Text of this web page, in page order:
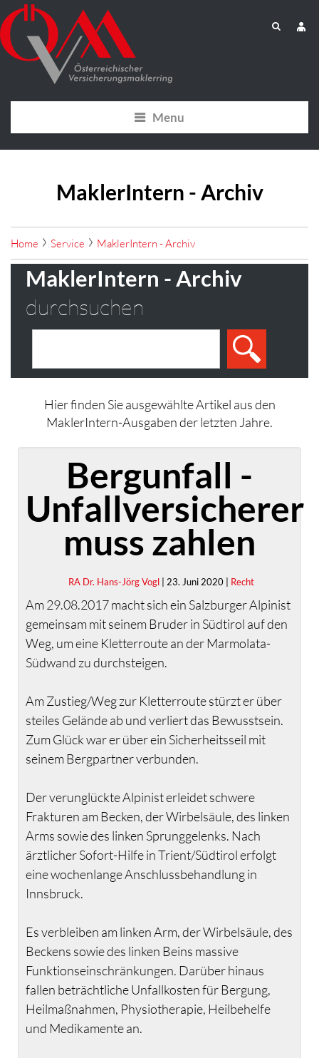
Menu
MaklerIntern - Archiv
Home Service MaklerIntern - Archiv
MaklerIntern - Archiv
durchsuchen
Hier finden Sie ausgewählte Artikel aus den
MaklerIntern-Ausgaben der letzten Jahre.
Bergunfall -
Unfallversicherer
muss zahlen
RA Dr. Hans-Jörg Vogl | 23. Juni 2020 | Recht
Am 29.08.2017 macht sich ein Salzburger Alpinist
gemeinsam mit seinem Bruder in Südtirol auf den
Weg, um eine Kletterroute an der Marmolata-
Südwand zu durchsteigen.
Am Zustieg/Weg zur Kletterroute stürzt er über
steiles Gelände ab und verliert das Bewusstsein.
Zum Glück war er über ein Sicherheitsseil mit
seinem Bergpartner verbunden.
Der verunglückte Alpinist erleidet schwere
Frakturen am Becken, der Wirbelsäule, des linken
Arms sowie des linken Sprunggelenks. Nach
ärztlicher Sofort-Hilfe in Trient/Südtirol erfolgt
eine wochenlange Anschlussbehandlung in
Innsbruck.
Es verbleiben am linken Arm, der Wirbelsäule, des
Beckens sowie des linken Beins massive
Funktionseinschränkungen. Darüber hinaus
fallen beträchtliche Unfallkosten für Bergung,
Heilmaßnahmen, Physiotherapie, Heilbehelfe
und Medikamente an.